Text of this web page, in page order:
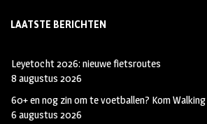
LAATSTE BERICHTEN
Leyetocht 2026: nieuwe fietsroutes
8 augustus 2026
60+ en nog zin om te voetballen? Kom
6 augustus 2026